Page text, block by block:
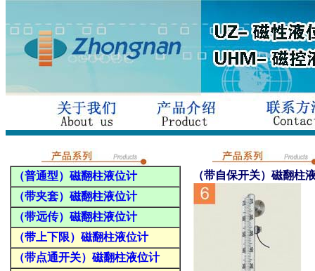
（普通型）磁翻柱液位计
（带夹套）磁翻柱液位计
（带远传）磁翻柱液位计
（带上下限）磁翻柱液位计
（带点通开关）磁翻柱液位计
（带自保开关）磁翻柱